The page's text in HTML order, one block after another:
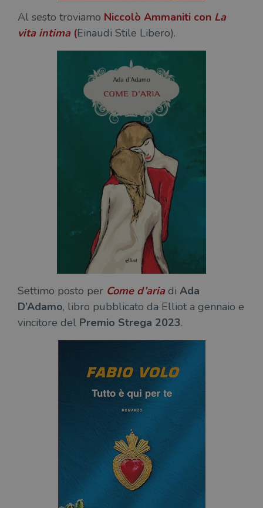
Al sesto troviamo Niccolò Ammaniti con La
vita intima(Einaudi Stile Libero).
Settimo posto per Come d’ariadi Ada
D’Adamo, libro pubblicato da Elliot a gennaio e
vincitore del Premio Strega 2023.